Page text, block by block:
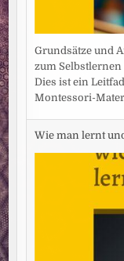
Grundsätze und
zum
Dies ist ein
Montessori-
Wie man lernt